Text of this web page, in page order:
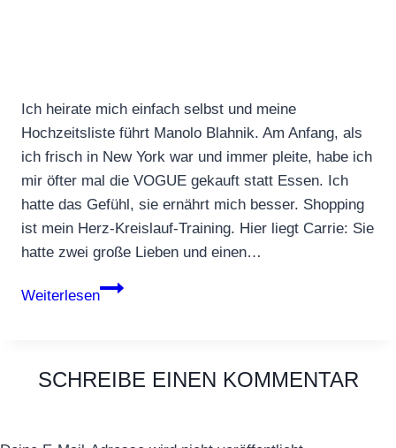
Ich heirate mich einfach selbst und meine
Hochzeitsliste führt Manolo Blahnik. Am Anfang, als
ich frisch in New York war und immer pleite, habe ich
mir öfter mal die VOGUE gekauft statt Essen. Ich
hatte das Gefühl, sie ernährt mich besser. Shopping
ist mein Herz-Kreislauf-Training. Hier liegt Carrie: Sie
hatte zwei große Lieben und einen…
Weiterlesen
Zitate
SCHREIBE EINEN KOMMENTAR